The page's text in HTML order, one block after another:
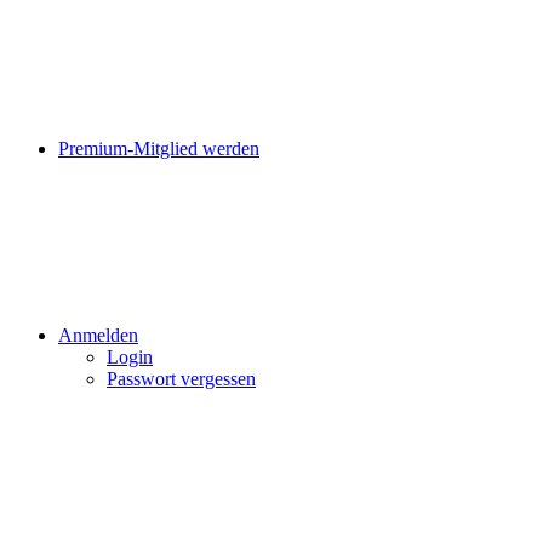
Premium-Mitglied werden
Anmelden
Login
Passwort vergessen